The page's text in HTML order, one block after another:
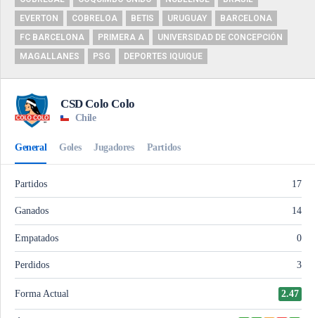
EVERTON
COBRELOA BETIS URUGUAY
BARCELONA
FC BARCELONA
PRIMERA A
UNIVERSIDAD DE CONCEPCIÓN
MAGALLANES
PSG DEPORTES IQUIQUE